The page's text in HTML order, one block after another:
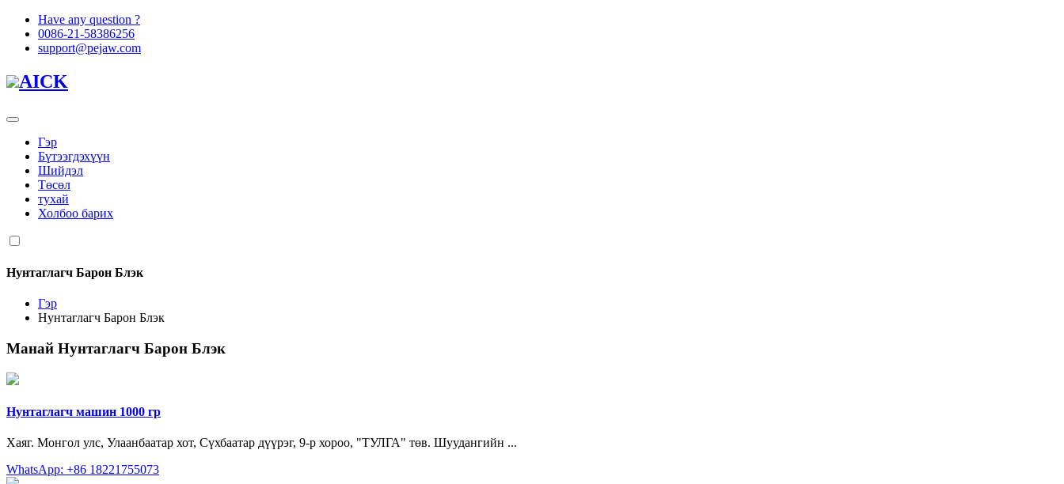
Have any question ?
0086-21-58386256
support@pejaw.com
AICK
Гэр
Бүтээгдэхүүн
Шийдэл
Төсөл
тухай
Холбоо барих
Нунтаглагч Барон Блэк
Гэр
Нунтаглагч Барон Блэк
Манай Нунтаглагч Барон Блэк
Нунтаглагч машин 1000 гр
Хаяг. Монгол улс, Улаанбаатар хот, Сүхбаатар дүүрэг, 9-р хороо, "ТУЛГА" төв. Шуудангийн ...
WhatsApp: +86 18221755073